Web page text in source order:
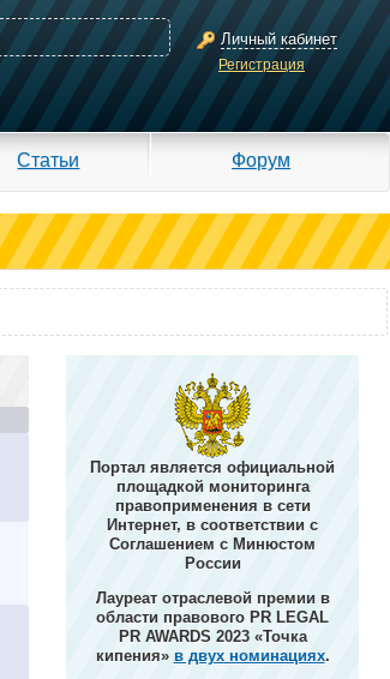
Личный кабинет
Регистрация
Статьи Форум
Портал является официальной
площадкой мониторинга
правоприменения в сети
Интернет, в соответствии с
Соглашением с Минюстом
России
Лауреат отраслевой премии в
области правового PR LEGAL
PR AWARDS 2023 «Точка
кипения» в двух номинациях.